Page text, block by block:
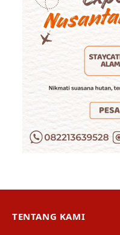
TENTANG KAMI